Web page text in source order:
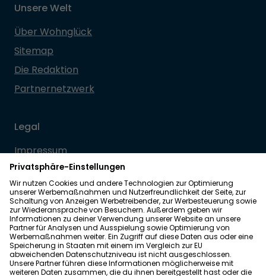
Unsere Welt
Über Wohnglück
Sitemap
Die Redaktion
Partnernetzwerk
Legal
Impressum
Datenschutz
Allgemeine Geschäftsbedingungen
Barrierefreiheit